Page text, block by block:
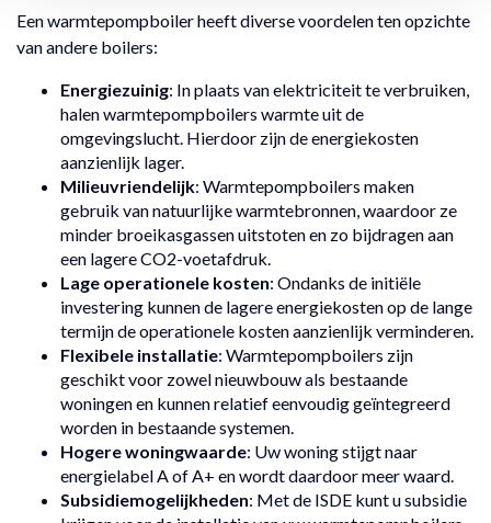
Een warmtepompboiler heeft diverse voordelen ten opzichte
van andere boilers:
Energiezuinig: In plaats van elektriciteit te verbruiken,
halen warmtepompboilers warmte uit de
omgevingslucht. Hierdoor zijn de energiekosten
aanzienlijk lager.
Milieuvriendelijk: Warmtepompboilers maken
gebruik van natuurlijke warmtebronnen, waardoor ze
minder broeikasgassen uitstoten en zo bijdragen aan
een lagere CO2-voetafdruk.
Lage operationele kosten: Ondanks de initiële
investering kunnen de lagere energiekosten op de lange
termijn de operationele kosten aanzienlijk verminderen.
Flexibele installatie: Warmtepompboilers zijn
geschikt voor zowel nieuwbouw als bestaande
woningen en kunnen relatief eenvoudig geïntegreerd
worden in bestaande systemen.
Hogere woningwaarde: Uw woning stijgt naar
energielabel A of A+ en wordt daardoor meer waard.
Subsidiemogelijkheden: Met de ISDE kunt u subsidie